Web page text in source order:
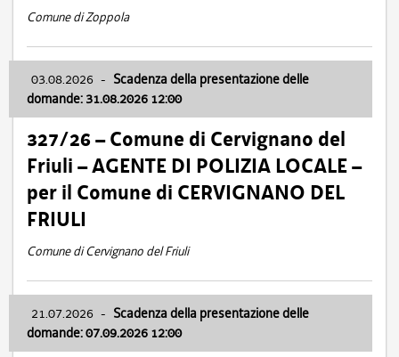
Comune di Zoppola
03.08.2026 - Scadenza della presentazione delle
domande: 31.08.2026 12:00
327/26 – Comune di Cervignano del
Friuli – AGENTE DI POLIZIA LOCALE –
per il Comune di CERVIGNANO DEL
FRIULI
Comune di Cervignano del Friuli
21.07.2026 - Scadenza della presentazione delle
domande: 07.09.2026 12:00